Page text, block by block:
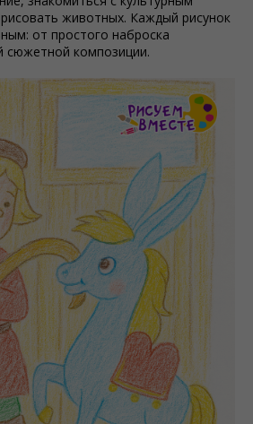
животных. Каждый рисунок
от простого наброска
сюжетной композиции.